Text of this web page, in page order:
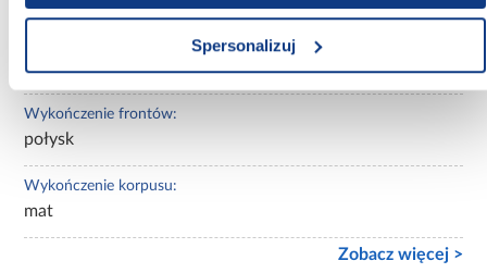
Spersonalizuj
2-drzwiowa
Wykończenie frontów:
połysk
Wykończenie korpusu:
mat
Zobacz więcej >